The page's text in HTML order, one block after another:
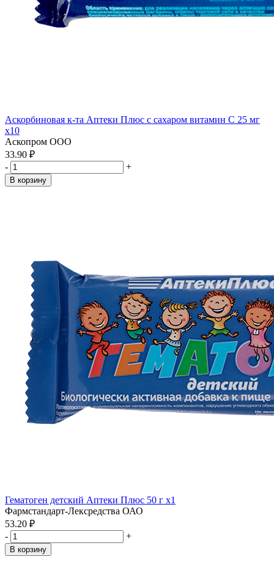
Аскорбиновая к-та Аптеки Плюс с сахаром витамин С 25 мг
x10
Аскопром ООО
33.90 ₽
-
+
В корзину
Гематоген детский Аптеки Плюс 50 г x1
Фармстандарт-Лексредства ОАО
53.20 ₽
-
+
В корзину